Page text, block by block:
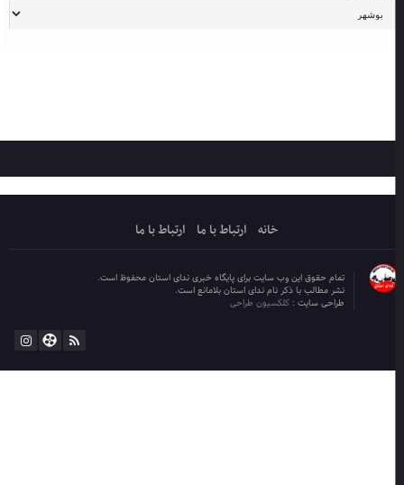
خانه ارتباط با ما ارتباط با ما
تمام حقوق این وب سایت برای پایگاه خبری ندای استان محفوظ است.
نشر مطالب با ذکر نام ندای استان بلامانع است.
طراحی سایت :کلکسیون طراحی